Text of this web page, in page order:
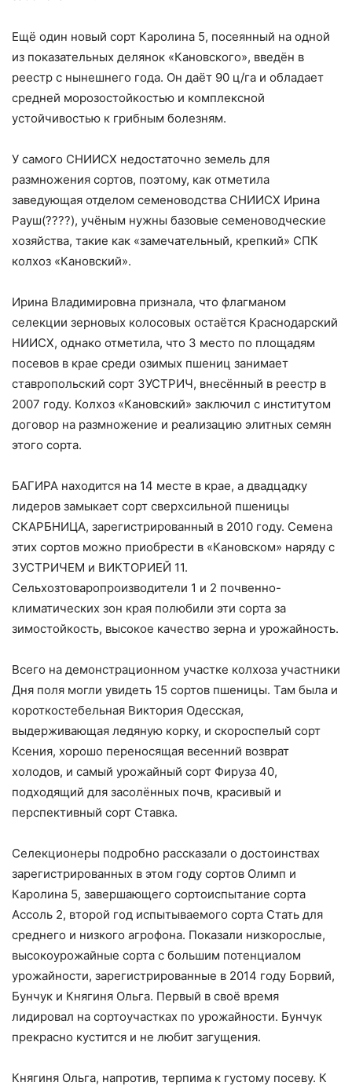
Ещё один новый сорт Каролина 5, посеянный на одной
из показательных делянок «Кановского», введён в
реестр с нынешнего года. Он даёт 90 ц/га и обладает
средней морозостойкостью и комплексной
устойчивостью к грибным болезням.
У самого СНИИСХ недостаточно земель для
размножения сортов, поэтому, как отметила
заведующая отделом семеноводства СНИИСХ Ирина
Рауш(????), учёным нужны базовые семеноводческие
хозяйства, такие как «замечательный, крепкий» СПК
колхоз «Кановский».
Ирина Владимировна признала, что флагманом
селекции зерновых колосовых остаётся Краснодарский
НИИСХ, однако отметила, что 3 место по площадям
посевов в крае среди озимых пшениц занимает
ставропольский сорт ЗУСТРИЧ, внесённый в реестр в
2007 году. Колхоз «Кановский» заключил с институтом
договор на размножение и реализацию элитных семян
этого сорта.
БАГИРА находится на 14 месте в крае, а двадцадку
лидеров замыкает сорт сверхсильной пшеницы
СКАРБНИЦА, зарегистрированный в 2010 году. Семена
этих сортов можно приобрести в «Кановском» наряду с
ЗУСТРИЧЕМ и ВИКТОРИЕЙ 11.
Сельхозтоваропроизводители 1 и 2 почвенно-
климатических зон края полюбили эти сорта за
зимостойкость, высокое качество зерна и урожайность.
Всего на демонстрационном участке колхоза участники
Дня поля могли увидеть 15 сортов пшеницы. Там была и
короткостебельная Виктория Одесская,
выдерживающая ледяную корку, и скороспелый сорт
Ксения, хорошо переносящая весенний возврат
холодов, и самый урожайный сорт Фируза 40,
подходящий для засолённых почв, красивый и
перспективный сорт Ставка.
Селекционеры подробно рассказали о достоинствах
зарегистрированных в этом году сортов Олимп и
Каролина 5, завершающего сортоиспытание сорта
Ассоль 2, второй год испытываемого сорта Стать для
среднего и низкого агрофона. Показали низкорослые,
высокоурожайные сорта с большим потенциалом
урожайности, зарегистрированные в 2014 году Борвий,
Бунчук и Княгиня Ольга. Первый в своё время
лидировал на сортоучастках по урожайности. Бунчук
прекрасно кустится и не любит загущения.
Княгиня Ольга, напротив, терпима к густому посеву. К